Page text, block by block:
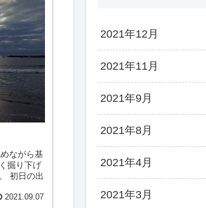
ながら基
掘り下げ
初日の出
2021.09.07
2021年12月
2021年11月
2021年9月
2021年8月
2021年4月
2021年3月